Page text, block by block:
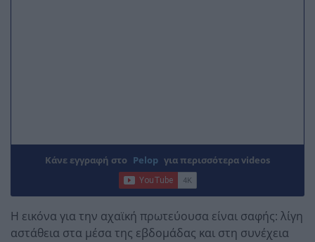
Κάνε εγγραφή στο Pelop για περισσότερα videos
Η εικόνα για την αχαϊκή πρωτεύουσα είναι σαφής: λίγη
αστάθεια στα μέσα της εβδομάδας και στη συνέχεια